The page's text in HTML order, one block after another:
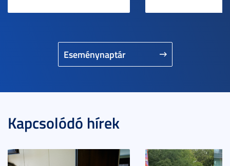
Eseménynaptár
Kapcsolódó hírek